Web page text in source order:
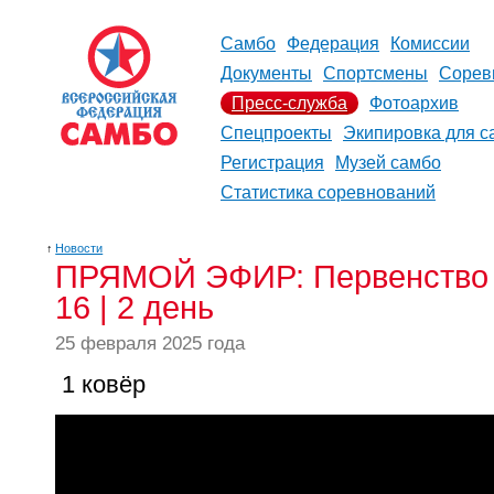
Самбо Федерация
Комиссии
Документы
Спортсмены
Пресс-служба
Фотоархив
Спецпроекты
Экипировка для
Регистрация
Музей самбо
Статистика соревнований
↑ Новости
ПРЯМОЙ ЭФИР: Первенство
16 | 2 день
25 февраля 2025 года
1 ковёр